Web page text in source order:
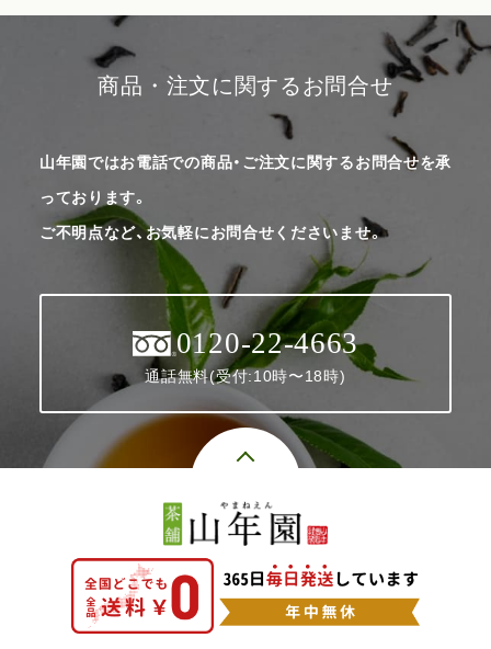
商品・注文に関するお問合せ
山年園ではお電話での商品・ご注文に関するお問合せを承
っております。
ご不明点など、お気軽にお問合せくださいませ。
0120-22-4663
通話無料(受付:10時〜18時)